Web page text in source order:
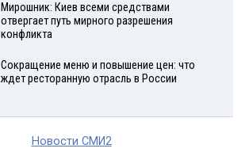
Мирошник: Киев всеми средствами
отвергает путь мирного разрешения
конфликта
Сокращение меню и повышение цен: что
ждет ресторанную отрасль в России
Новости СМИ2